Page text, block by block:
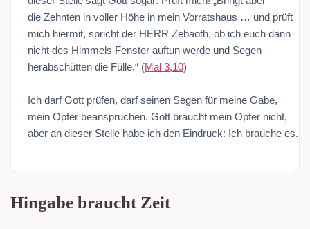
die Zehnten in voller Höhe in mein Vorratshaus … und prüft
mich hiermit, spricht der HERR Zebaoth, ob ich euch dann
nicht des Himmels Fenster auftun werde und Segen
herabschütten die Fülle.“ (Mal 3,10)
Ich darf Gott prüfen, darf seinen Segen für meine Gabe,
mein Opfer beanspruchen. Gott braucht mein Opfer nicht,
aber an dieser Stelle habe ich den Eindruck: Ich brauche es.
Hingabe braucht Zeit